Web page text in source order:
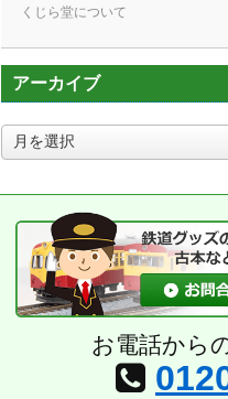
くじら堂について
アーカイブ
ア
ー
ブ
お電話から